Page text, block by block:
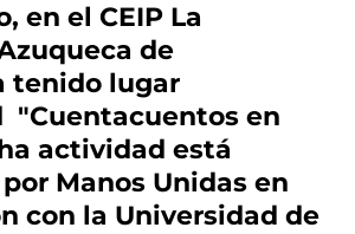
en el CEIP La
de
tenido lugar
"Cuentacuentos en
actividad está
Manos Unidas en
con la Universidad de